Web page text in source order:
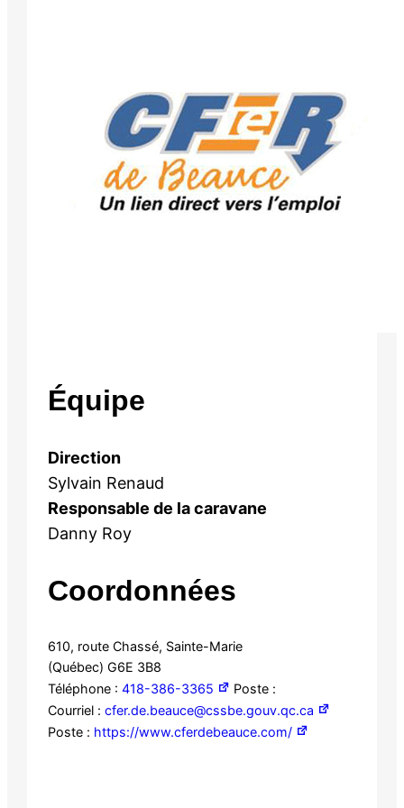
Équipe
Direction
Sylvain Renaud
Responsable de la caravane
Danny Roy
Coordonnées
610, route Chassé, Sainte-Marie
(Québec) G6E 3B8
Téléphone : 418-386-3365
Poste :
Courriel : cfer.de.beauce@cssbe.gouv.qc.ca
Poste : https://www.cferdebeauce.com/